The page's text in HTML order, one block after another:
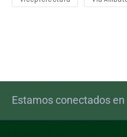
Estamos conectados en